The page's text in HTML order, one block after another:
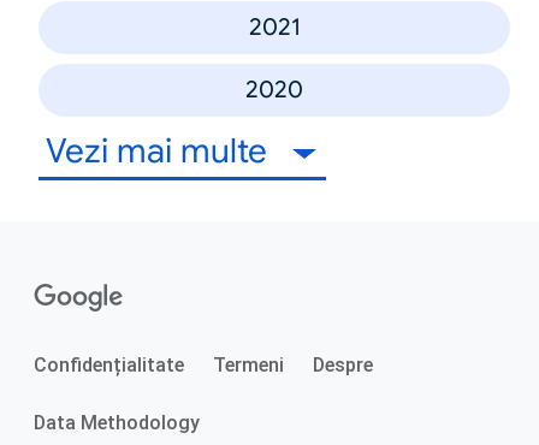
2021
2020
Vezi mai multe
Confidențialitate Termeni Despre
Data Methodology